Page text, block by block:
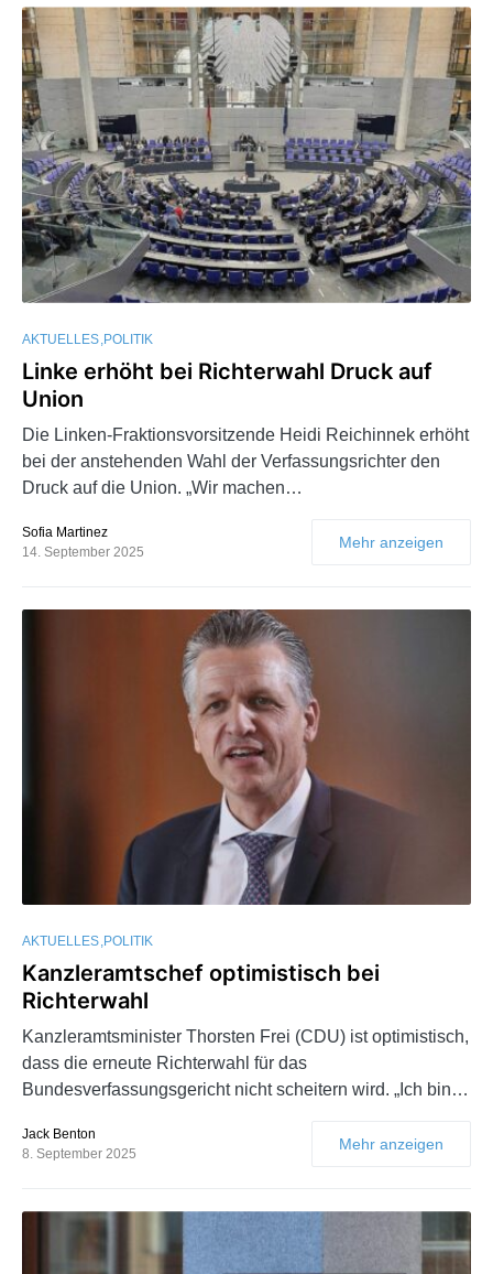
AKTUELLES POLITIK
Linke erhöht bei Richterwahl Druck auf
Union
Die Linken-Fraktionsvorsitzende Heidi Reichinnek erhöht
bei der anstehenden Wahl der Verfassungsrichter den
Druck auf die Union. „Wir machen…
Sofia Martinez
14. September 2025
Mehr anzeigen
AKTUELLES POLITIK
Kanzleramtschef optimistisch bei
Richterwahl
Kanzleramtsminister Thorsten Frei (CDU) ist optimistisch,
dass die erneute Richterwahl für das
Bundesverfassungsgericht nicht scheitern wird. „Ich bin…
Jack Benton
8. September 2025
Mehr anzeigen